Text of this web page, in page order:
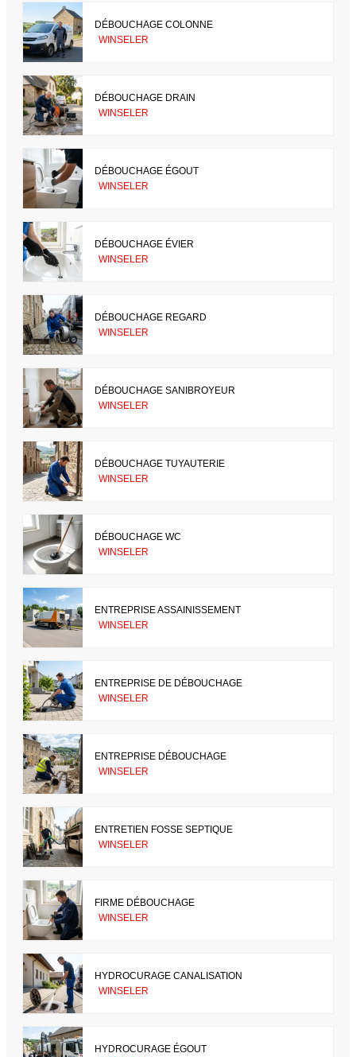
DÉBOUCHAGE COLONNE
WINSELER
DÉBOUCHAGE DRAIN
WINSELER
DÉBOUCHAGE ÉGOUT
WINSELER
DÉBOUCHAGE ÉVIER
WINSELER
DÉBOUCHAGE REGARD
WINSELER
DÉBOUCHAGE SANIBROYEUR
WINSELER
DÉBOUCHAGE TUYAUTERIE
WINSELER
DÉBOUCHAGE WC
WINSELER
ENTREPRISE ASSAINISSEMENT
WINSELER
ENTREPRISE DE DÉBOUCHAGE
WINSELER
ENTREPRISE DÉBOUCHAGE
WINSELER
ENTRETIEN FOSSE SEPTIQUE
WINSELER
FIRME DÉBOUCHAGE
WINSELER
HYDROCURAGE CANALISATION
WINSELER
HYDROCURAGE ÉGOUT